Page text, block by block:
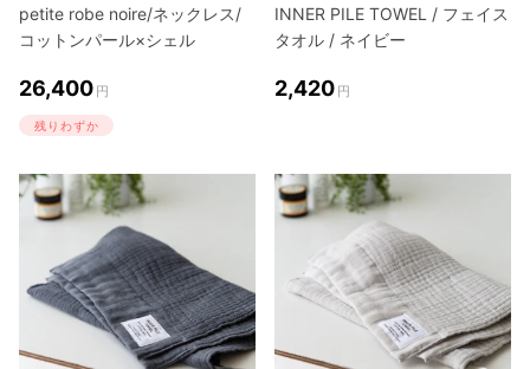
petite robe noire/ネックレス/
コットンパール×シェル
26,400 円
残りわずか
INNER PILE TOWEL / フェイス
タオル / ネイビー
2,420 円